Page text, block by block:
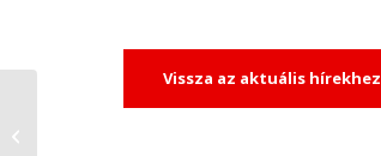
Vissza az aktuális hírekhez